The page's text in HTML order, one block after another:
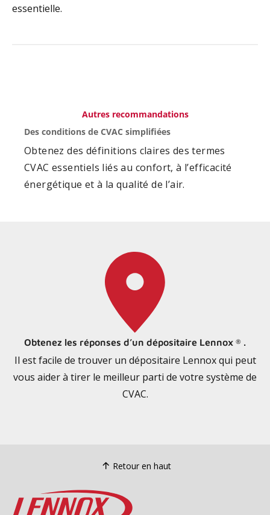
essentielle.
Autres recommandations
Des conditions de CVAC simplifiées
Obtenez des définitions claires des termes
CVAC essentiels liés au confort, à l’efficacité
énergétique et à la qualité de l’air.
Obtenez les réponses d’un dépositaire Lennox ® .
Il est facile de trouver un dépositaire Lennox qui peut
vous aider à tirer le meilleur parti de votre système de
CVAC.
Retour en haut